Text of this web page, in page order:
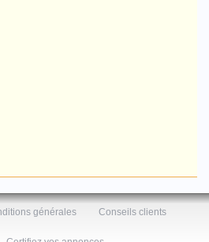
générales Conseils clients